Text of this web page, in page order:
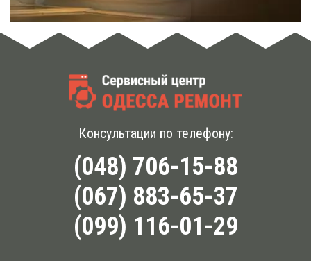
Консультации по телефону:
(048) 706-15-88
(067) 883-65-37
(099) 116-01-29